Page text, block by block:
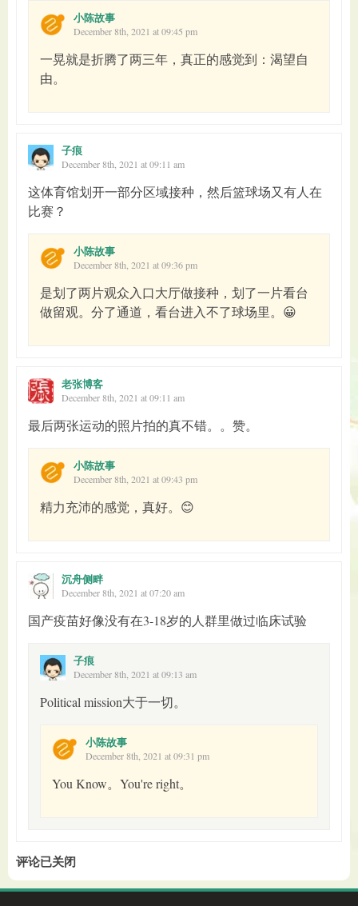
小陈故事
December 8th, 2021 at 09:45 pm
一晃就是折腾了两三年，真正的感觉到：渴望自
由。
子痕
December 8th, 2021 at 09:11 am
这体育馆划开一部分区域接种，然后篮球场又有人在
比赛？
小陈故事
December 8th, 2021 at 09:36 pm
是划了两片观众入口大厅做接种，划了一片看台
做留观。分了通道，看台进入不了球场里。😀
老张博客
December 8th, 2021 at 09:11 am
最后两张运动的照片拍的真不错。。赞。
小陈故事
December 8th, 2021 at 09:43 pm
精力充沛的感觉，真好。😊
沉舟侧畔
December 8th, 2021 at 07:20 am
国产疫苗好像没有在3-18岁的人群里做过临床试验
子痕
December 8th, 2021 at 09:13 am
Political mission大于一切。
小陈故事
December 8th, 2021 at 09:31 pm
You Know。You're right。
评论已关闭